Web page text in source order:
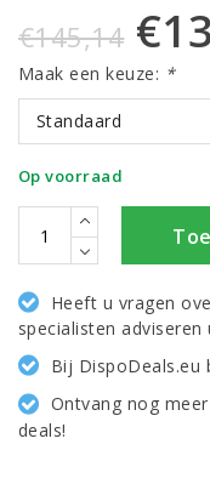
€145,14
Maak een keuze: *
Standaard
Op voorraad
Heeft u vragen
specialisten adviseren
Bij DispoDeals.eu
Ontvang nog
deals!